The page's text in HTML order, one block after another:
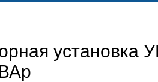
установка